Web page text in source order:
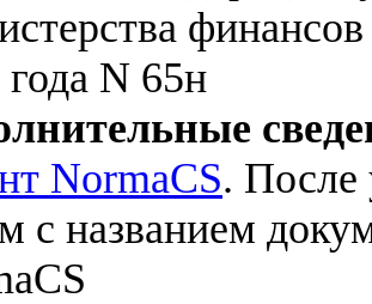
N 65н
NormaCS. После
с названием